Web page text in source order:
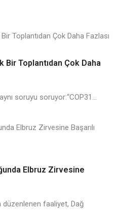
Bir Toplantıdan Çok Daha
soruyu soruyor:“COP31...
Elbruz Zirvesine
düzenlenen faaliyet, Dağ